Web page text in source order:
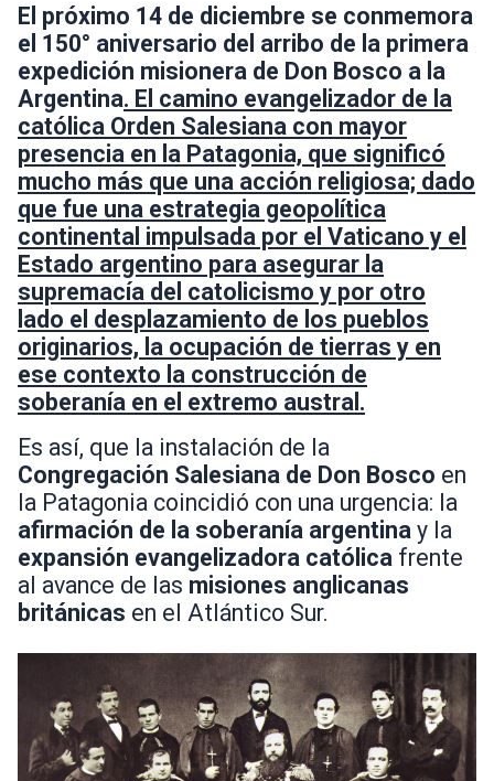
El próximo 14 de diciembre se conmemora
el 150° aniversario del arribo de la primera
expedición misionera de Don Bosco a la
Argentina. El camino evangelizador de la
católica Orden Salesiana con mayor
presencia en la Patagonia, que significó
mucho más que una acción religiosa; dado
que fue una estrategia geopolítica
continental impulsada por el Vaticano y el
Estado argentino para asegurar la
supremacía del catolicismo y por otro
lado el desplazamiento de los pueblos
originarios, la ocupación de tierras y en
ese contexto la construcción de
soberanía en el extremo austral.
Es así, que la instalación de la
Congregación Salesiana de Don Bosco en
la Patagonia coincidió con una urgencia: la
afirmación de la soberanía argentina y la
expansión evangelizadora católica frente
al avance de las misiones anglicanas
británicas en el Atlántico Sur.